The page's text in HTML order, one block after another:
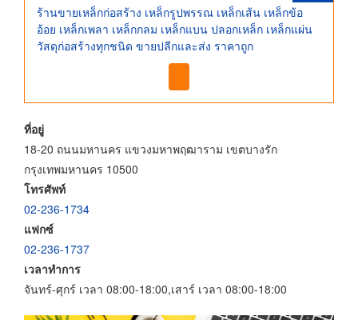
ร้านขายเหล็กก่อสร้าง เหล็กรูปพรรณ เหล็กเส้น เหล็กข้อ
อ้อย เหล็กเพลา เหล็กกลม เหล็กแบน ปลอกเหล็ก เหล็กแผ่น
วัสดุก่อสร้างทุกชนิด ขายปลีกและส่ง ราคาถูก
ที่อยู่
18-20 ถนนมหานคร แขวงมหาพฤฒาราม เขตบางรัก
กรุงเทพมหานคร 10500
โทรศัพท์
02-236-1734
แฟกซ์
02-236-1737
เวลาทำการ
จันทร์-ศุกร์ เวลา 08:00-18:00,เสาร์ เวลา 08:00-18:00